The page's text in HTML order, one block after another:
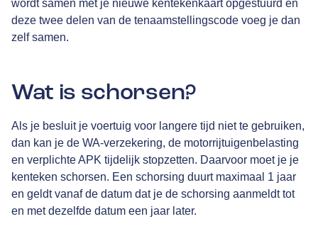
wordt samen met je nieuwe kentekenkaart opgestuurd en
deze twee delen van de tenaamstellingscode voeg je dan
zelf samen.
Wat is schorsen?
Als je besluit je voertuig voor langere tijd niet te gebruiken,
dan kan je de WA-verzekering, de motorrijtuigenbelasting
en verplichte APK tijdelijk stopzetten. Daarvoor moet je je
kenteken schorsen. Een schorsing duurt maximaal 1 jaar
en geldt vanaf de datum dat je de schorsing aanmeldt tot
en met dezelfde datum een jaar later.